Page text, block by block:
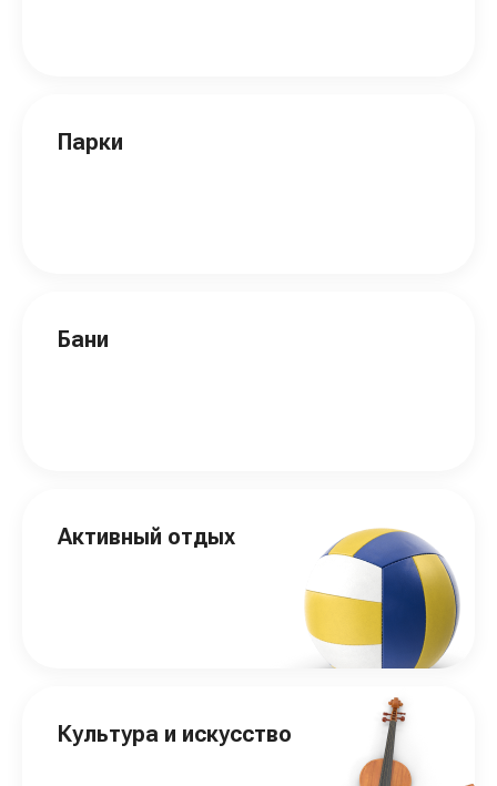
Парки
Бани
Активный отдых
Культура и искусство